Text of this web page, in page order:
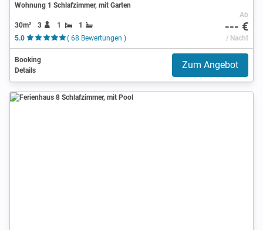
Wohnung 1 Schlafzimmer, mit Garten
30m² 3 1
1
5.0
( 68 Bewertungen )
Ab
--- €
/ Nacht
Booking
Details
Zum Angebot